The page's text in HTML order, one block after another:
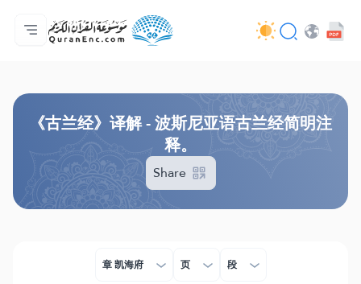
主页
译解目录
Audio
开发者服务 - API
关于此项目
联系我们
语言
《古兰经》译解 - 波斯尼亚语古兰经简明注
释。
Share
章 凯海府 页 段